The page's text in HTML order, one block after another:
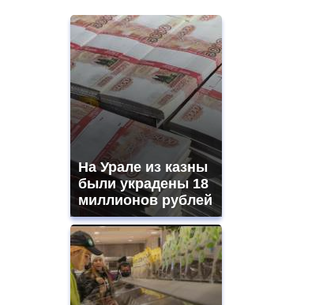
На Урале из казны
были украдены 18
миллионов рублей